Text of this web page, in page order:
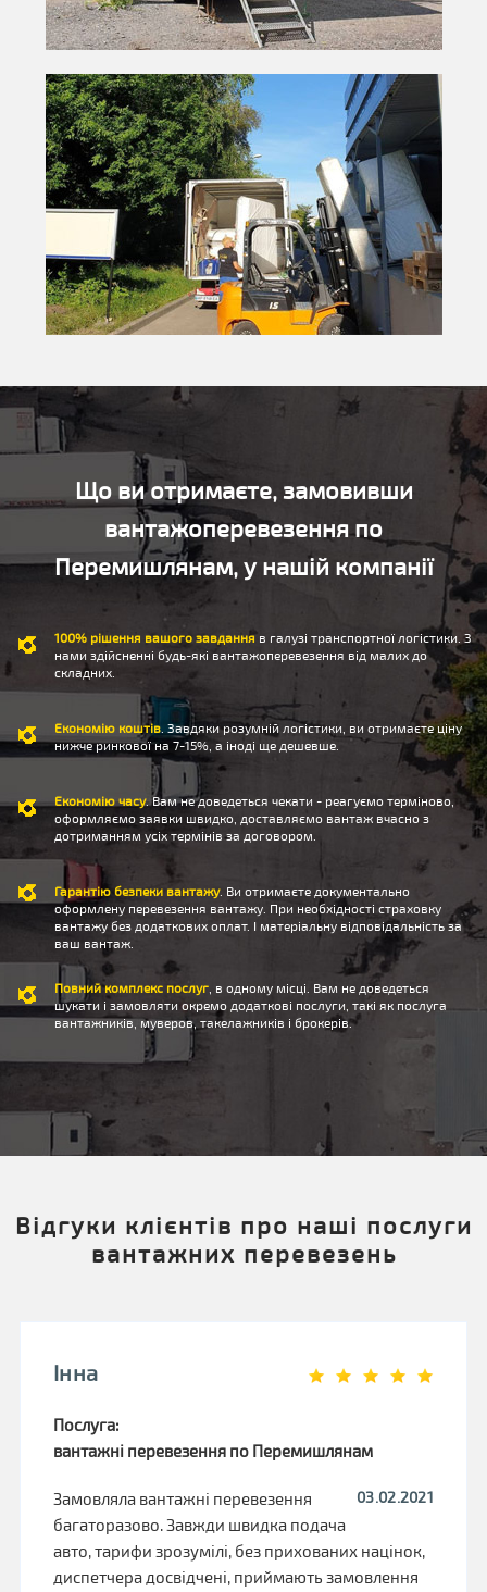
Що ви отримаєте, замовивши
вантажоперевезення по
Перемишлянам, у нашій компанії
100% рішення вашого завданняв галузі транспортної логістики. З
нами здійсненні будь-які вантажоперевезення від малих до
складних.
Економію коштів . Завдяки розумній логістики, ви отримаєте ціну
нижче ринкової на 7-15%, а іноді ще дешевше.
Економію часу. Вам не доведеться чекати - реагуємо терміново,
оформляємо заявки швидко, доставляємо вантаж вчасно з
дотриманням усіх термінів за договором.
Гарантію безпеки вантажу. Ви отримаєте документально
оформлену перевезення вантажу. При необхідності страховку
вантажу без додаткових оплат. І матеріальну відповідальність за
ваш вантаж.
Повний комплекс послуг , в одному місці. Вам не доведеться
шукати і замовляти окремо додаткові послуги, такі як послуга
вантажників, муверов, такелажників і брокерів.
Відгуки клієнтів про наші послуги
вантажних перевезень
Інна
Послуга:
вантажні перевезення по Перемишлянам
03.02.2021
Замовляла вантажні перевезення
багаторазово. Завжди швидка подача
авто, тарифи зрозумілі, без прихованих націнок,
диспетчера досвідчені, приймають замовлення